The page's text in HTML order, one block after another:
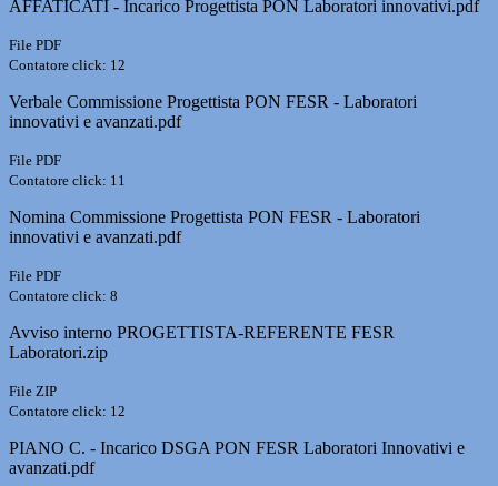
AFFATICATI - Incarico Progettista PON Laboratori innovativi.pdf
File PDF
Contatore click: 12
Verbale Commissione Progettista PON FESR - Laboratori
innovativi e avanzati.pdf
File PDF
Contatore click: 11
Nomina Commissione Progettista PON FESR - Laboratori
innovativi e avanzati.pdf
File PDF
Contatore click: 8
Avviso interno PROGETTISTA-REFERENTE FESR
Laboratori.zip
File ZIP
Contatore click: 12
PIANO C. - Incarico DSGA PON FESR Laboratori Innovativi e
avanzati.pdf